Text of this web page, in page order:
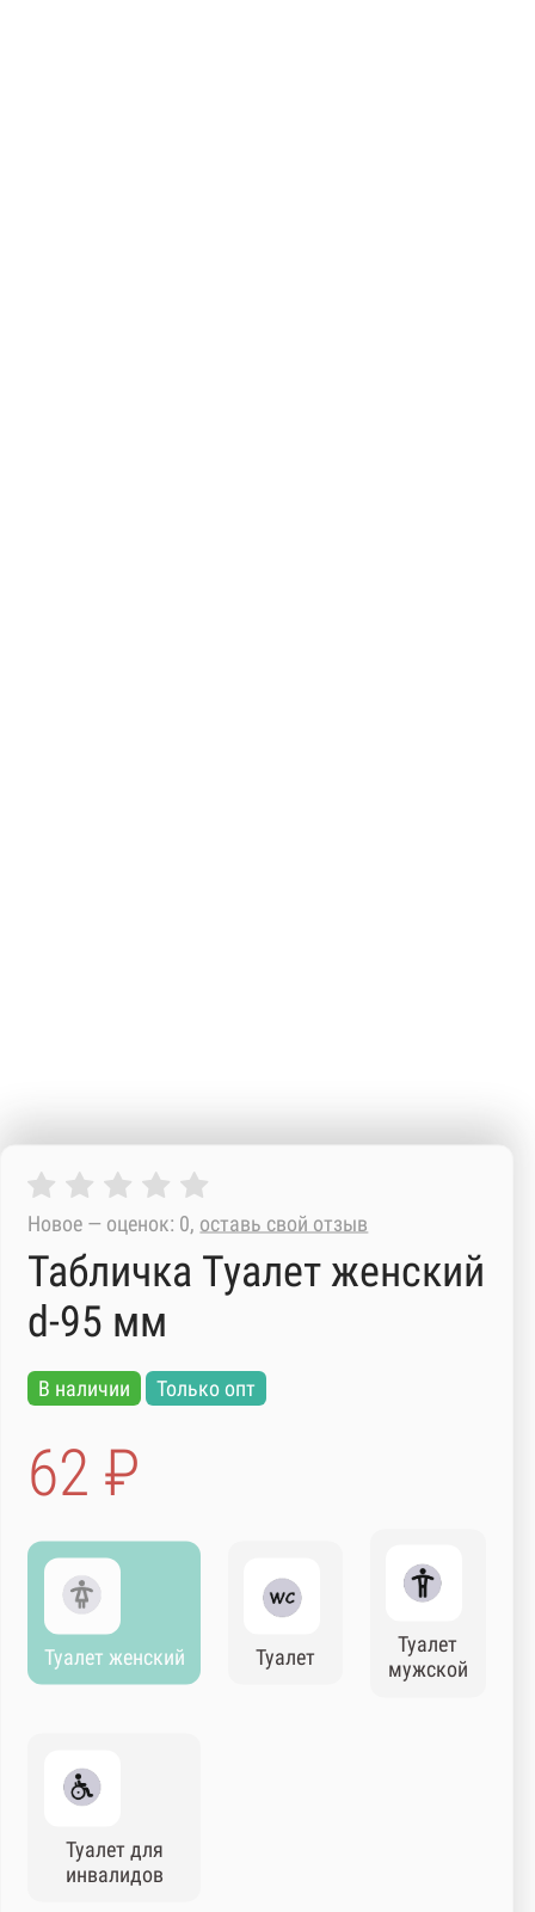
Новое — оценок: 0, оставь свой отзыв
Табличка Туалет женский
d-95 мм
В наличии Только опт
62 ₽
Туалет женский Туалет
Туалет
мужской
Туалет для
инвалидов